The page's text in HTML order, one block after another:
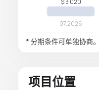
* 分期条件可单独协商
项目位置